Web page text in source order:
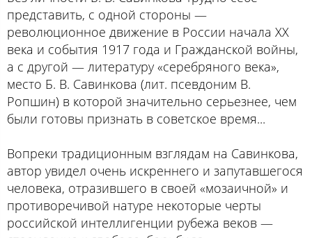
представить, с одной стороны —
революционное движение в России начала ХХ
века и события 1917 года и Гражданской войны,
а с другой — литературу «серебряного века»,
место Б. В. Савинкова (лит. псевдоним В.
Ропшин) в которой значительно серьезнее, чем
были готовы признать в советское время...
Вопреки традиционным взглядам на Савинкова,
автор увидел очень искреннего и запутавшегося
человека, отразившего в своей «мозаичной» и
противоречивой натуре некоторые черты
российской интеллигенции рубежа веков —